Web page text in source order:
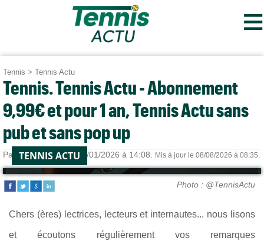
≡
Tennis > Tennis Actu
Tennis. Tennis Actu - Abonnement
9,99€ et pour 1 an, Tennis Actu sans
pub et sans pop up
Par Tennis Actule 02/01/2026 à 14:08. Mis à jour le 08/08/2026 à 08:35.
TENNIS ACTU
Photo : @TennisActu
Chers (ères) lectrices, lecteurs et internautes... nous lisons
et écoutons régulièrement vos remarques